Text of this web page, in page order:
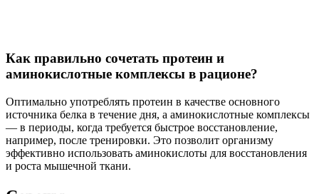
Как правильно сочетать протеин и
аминокислотные комплексы в рационе?
Оптимально употреблять протеин в качестве основного
источника белка в течение дня, а аминокислотные комплексы
— в периоды, когда требуется быстрое восстановление,
например, после тренировки. Это позволит организму
эффективно использовать аминокислоты для восстановления
и роста мышечной ткани.